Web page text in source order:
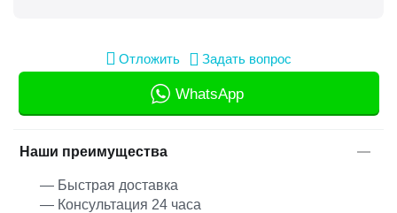
Отложить Задать вопрос
WhatsApp
Наши преимущества
— Быстрая доставка
— Консультация 24 часа